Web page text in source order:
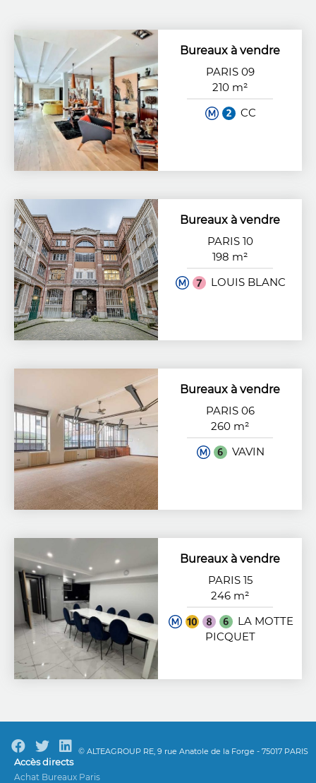
Bureaux à vendre
PARIS 09
210 m²
CC
Bureaux à vendre
PARIS 10
198 m²
LOUIS BLANC
Bureaux à vendre
PARIS 06
260 m²
VAVIN
Bureaux à vendre
PARIS 15
246 m²
LA MOTTE
PICQUET
© ALTEAGROUP RE, 9 rue Anatole de la Forge - 75017 PARIS
Accès directs
Achat Bureaux Paris